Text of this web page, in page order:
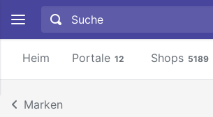
Heim Portale 12 Shops 5189
Marken